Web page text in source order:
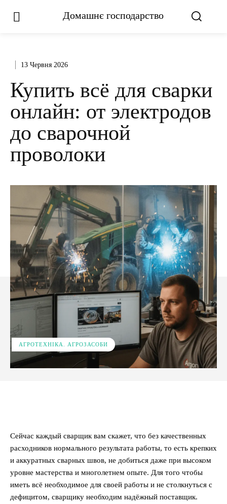
Домашнє господарство
13 Червня 2026
Купить всё для сварки
онлайн: от электродов
до сварочной
проволоки
АГРОТЕХНІКА. АГРОЗАСОБИ
Сейчас каждый сварщик вам скажет, что без качественных
расходников нормального результата работы, то есть крепких
и аккуратных сварных швов, не добиться даже при высоком
уровне мастерства и многолетнем опыте. Для того чтобы
иметь всё необходимое для своей работы и не столкнуться с
дефицитом, сварщику необходим надёжный поставщик.